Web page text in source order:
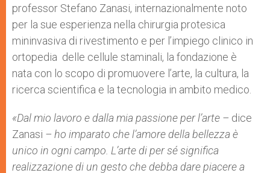
professor Stefano Zanasi, internazionalmente noto
per la sue esperienza nella chirurgia protesica
mininvasiva di rivestimento e per l’impiego clinico in
ortopedia delle cellule staminali, la fondazione è
nata con lo scopo di promuovere l’arte, la cultura, la
ricerca scientifica e la tecnologia in ambito medico.
«Dal mio lavoro e dalla mia passione per l’arte – dice
Zanasi – ho imparato che l’amore della bellezza è
unico in ogni campo. L’arte di per sé significa
realizzazione di un gesto che debba dare piacere a